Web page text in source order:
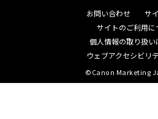
2.macOS 12.6.8、macOS
■V4.15.13からV4.15.14への
1.MF467dw、iR-ADV C359F
ズ、iR-ADV 4900シリーズ、
お問い合わせ
サ
サイトのご利用に
個人情報の取り扱い
ウェブアクセシビリ
©Canon Marketing